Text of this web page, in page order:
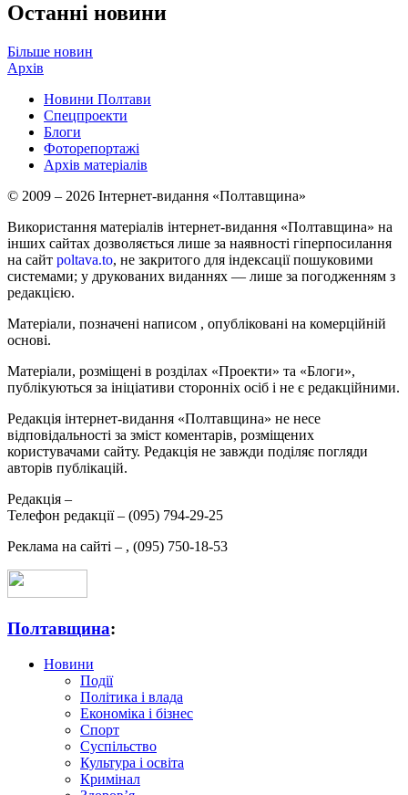
Останні новини
Більше новин
Архів
Новини Полтави
Спецпроекти
Блоги
Фоторепортажі
Архів матеріалів
© 2009 – 2026 Інтернет-видання «Полтавщина»
Використання матеріалів інтернет-видання «Полтавщина» на
інших сайтах дозволяється лише за наявності гіперпосилання
на сайт poltava.to, не закритого для індексації пошуковими
системами; у друкованих виданнях — лише за погодженням з
редакцією.
Матеріали, позначені написом , опубліковані на комерційній
основі.
Матеріали, розміщені в розділах «Проекти» та «Блоги»,
публікуються за ініціативи сторонніх осіб і не є редакційними.
Редакція інтернет-видання «Полтавщина» не несе
відповідальності за зміст коментарів, розміщених
користувачами сайту. Редакція не завжди поділяє погляди
авторів публікацій.
Редакція –
Телефон редакції – (095) 794-29-25
Реклама на сайті – , (095) 750-18-53
Полтавщина:
Новини
Події
Політика і влада
Економіка і бізнес
Спорт
Суспільство
Культура і освіта
Кримінал